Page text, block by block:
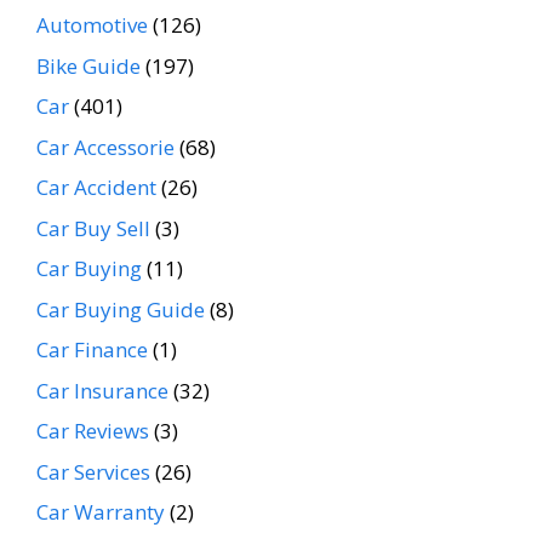
Automotive(126)
Bike Guide(197)
Car(401)
Car Accessorie(68)
Car Accident(26)
Car Buy Sell (3)
Car Buying(11)
Car Buying Guide(8)
Car Finance(1)
Car Insurance(32)
Car Reviews (3)
Car Services (26)
Car Warranty(2)